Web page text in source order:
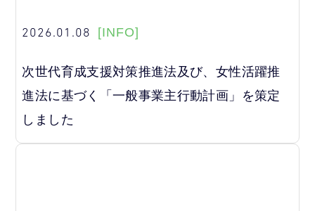
2026.01.08 [INFO]
次世代育成支援対策推進法及び、女性活躍推
進法に基づく「一般事業主行動計画」を策定
しました